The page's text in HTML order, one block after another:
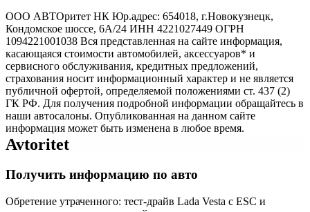
ООО АВТОритет НК Юр.адрес: 654018, г.Новокузнецк,
Кондомское шоссе, 6А/24 ИНН 4221027449 ОГРН
1094221001038 Вся представленная на сайте информация,
касающаяся стоимости автомобилей, аксессуаров* и
сервисного обслуживания, кредитных предложений,
страхования носит информационный характер и не является
публичной офертой, определяемой положениями ст. 437 (2)
ГК РФ. Для получения подробной информации обращайтесь в
наши автосалоны. Опубликованная на данном сайте
информация может быть изменена в любое время.
Avtoritet
Получить информацию по авто
Обретение утраченного: тест-драйв Lada Vesta с ESC и